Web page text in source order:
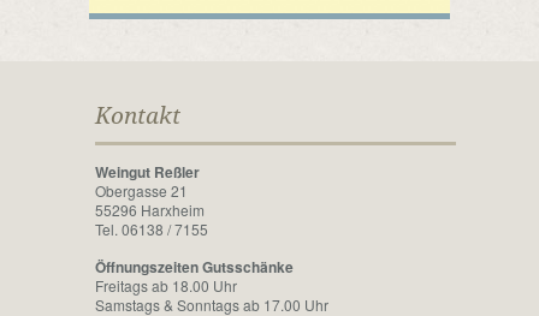
Kontakt
Weingut Reßler
Obergasse 21
55296 Harxheim
Tel. 06138 / 7155
Öffnungszeiten Gutsschänke
Freitags ab 18.00 Uhr
Samstags & Sonntags ab 17.00 Uhr